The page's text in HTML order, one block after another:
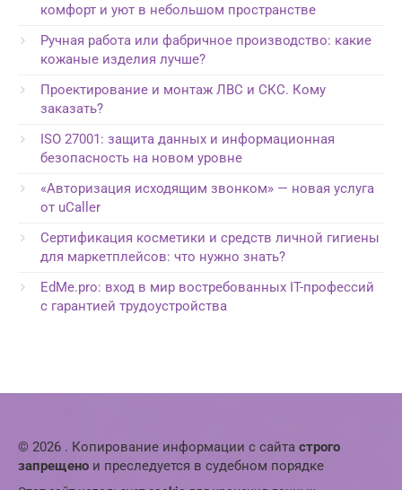
комфорт и уют в небольшом пространстве
Ручная работа или фабричное производство: какие
кожаные изделия лучше?
Проектирование и монтаж ЛВС и СКС. Кому
заказать?
ISO 27001: защита данных и информационная
безопасность на новом уровне
«Авторизация исходящим звонком» — новая услуга
от uCaller
Сертификация косметики и средств личной гигиены
для маркетплейсов: что нужно знать?
EdMe.pro: вход в мир востребованных IT-профессий
с гарантией трудоустройства
© 2026 . Копирование информации с сайта строго
запрещено и преследуется в судебном порядке